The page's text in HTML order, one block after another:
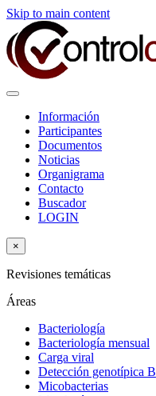
Skip to main content
Información
Participantes
Documentos
Noticias
Organigrama
Contacto
Buscador
LOGIN
×
Revisiones temáticas
Áreas
Bacteriología
Bacteriología mensual
Carga viral
Detección genotípica B
Micobacterias